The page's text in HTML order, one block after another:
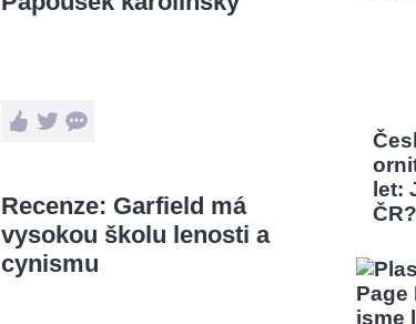
Recenze: Garfield má
vysokou školu lenosti a
cynismu
let:
ČR?